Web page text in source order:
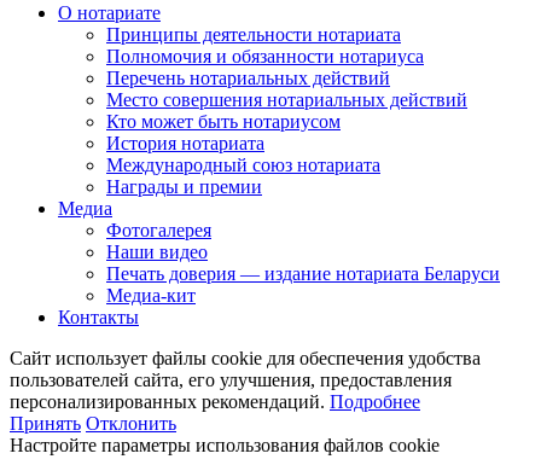
О нотариате
Принципы деятельности нотариата
Полномочия и обязанности нотариуса
Перечень нотариальных действий
Место совершения нотариальных действий
Кто может быть нотариусом
История нотариата
Международный союз нотариата
Награды и премии
Медиа
Фотогалерея
Наши видео
Печать доверия — издание нотариата Беларуси
Медиа-кит
Контакты
Сайт использует файлы cookie для обеспечения удобства
пользователей сайта, его улучшения, предоставления
персонализированных рекомендаций. Подробнее
Принять Отклонить
Настройте параметры использования файлов cookie